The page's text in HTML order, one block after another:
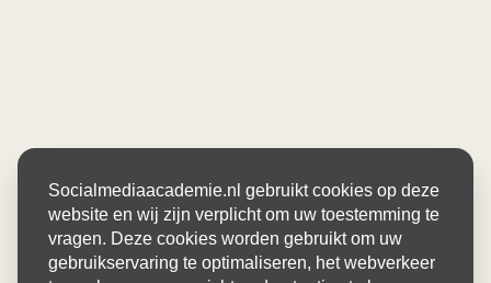
Socialmediaacademie.nl gebruikt cookies op deze
website en wij zijn verplicht om uw toestemming te
vragen. Deze cookies worden gebruikt om uw
gebruikservaring te optimaliseren, het webverkeer